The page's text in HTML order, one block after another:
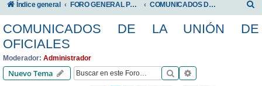
Índice general FORO GENERAL PARA TODOS LOS USUARIOS COMUNICADOS DE LA UNIÓN DE OFICIALES
s
COMUNICADOS DE LA UNIÓN DE
OFICIALES
Moderador: Administrador
Nuevo Tema Buscar